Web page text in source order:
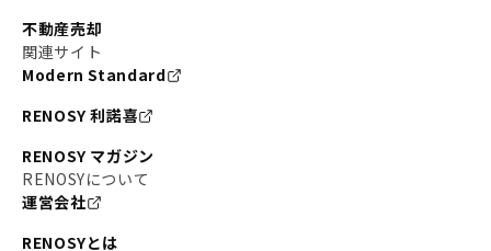
不動産売却
関連サイト
Modern Standard
RENOSY 利諾喜
RENOSY マガジン
RENOSYについて
運営会社
RENOSYとは